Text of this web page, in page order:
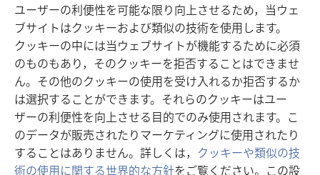
ユーザーの利便性を可能な限り向上させるため，当ウェ
ブサイトはクッキーおよび類似の技術を使用します。
クッキーの中には当ウェブサイトが機能するために必須
のものもあり，そのクッキーを拒否することはできませ
ん。その他のクッキーの使用を受け入れるか拒否するか
は選択することができます。それらのクッキーはユー
ザーの利便性を向上させる目的でのみ使用されます。こ
のデータが販売されたりマーケティングに使用されたり
することはありません。詳しくは， クッキーや類似の技
術の使用に関する世界的な方針をご覧ください。この設
し
い
タ
ブ
で
開
く）
ものみの塔 オンライン・ライブラリー
（新
し
い
タ
ブ
で
開
く）
JW Hub ®
（新
し
い
タ
ブ
で
開
JW Library ®
Watchtower Library®